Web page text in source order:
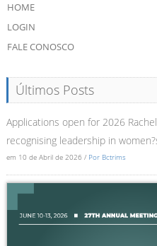
HOME
LOGIN
FALE CONOSCO
Últimos Posts
Applications open for 2026
recognising leadership in
em 10 de Abril de 2026 / Por Bctrims